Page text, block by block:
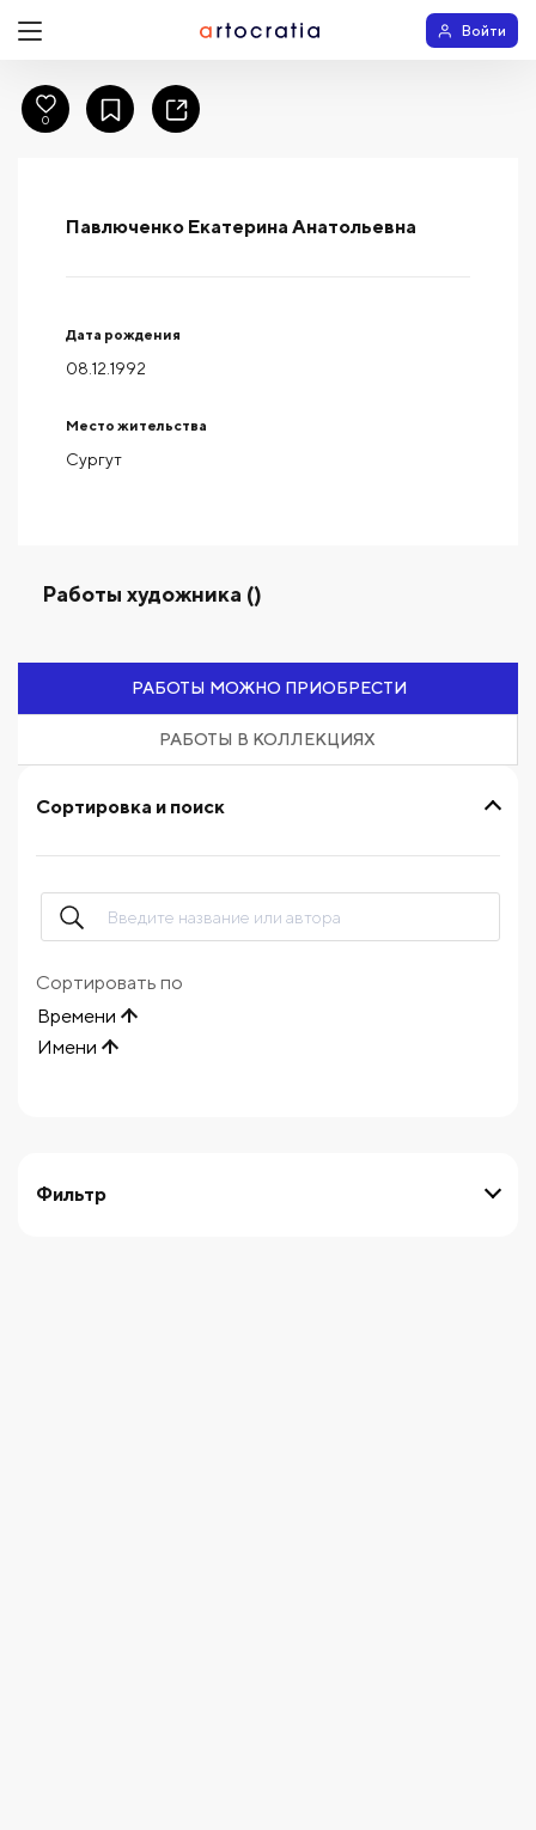
Войти
Павлюченко Екатерина Анатольевна
Дата рождения
08.12.1992
Место жительства
Сургут
Работы художника ()
РАБОТЫ МОЖНО ПРИОБРЕСТИ
РАБОТЫ В КОЛЛЕКЦИЯХ
Фильтр
Сортировка и поиск
Сортировать по
Времени
Имени
0